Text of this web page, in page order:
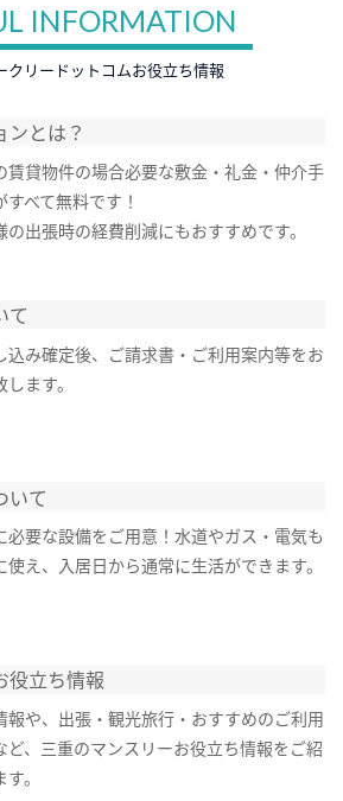
INFORMATION
クリードットコムお役立ち情報
ンとは？
賃貸物件の場合必要な敷金・礼金・仲介手
すべて無料です！
の出張時の経費削減にもおすすめです。
て
込み確定後、ご請求書・ご利用案内等をお
ます。
いて
必要な設備をご用意！水道やガス・電気も
使え、入居日から通常に生活ができます。
役立ち情報
報や、出張・観光旅行・おすすめのご利用
ど、三重のマンスリーお役立ち情報をご紹
。